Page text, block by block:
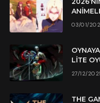
03/01/
LITE
27/12/
THE